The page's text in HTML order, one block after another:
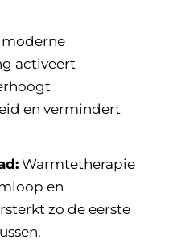
activeert
en vermindert
Warmtetherapie
en
zo de eerste